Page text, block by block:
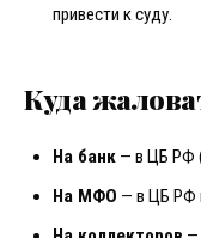
привести к суду.
Куда
На банк — в ЦБ РФ
На МФО — в ЦБ РФ